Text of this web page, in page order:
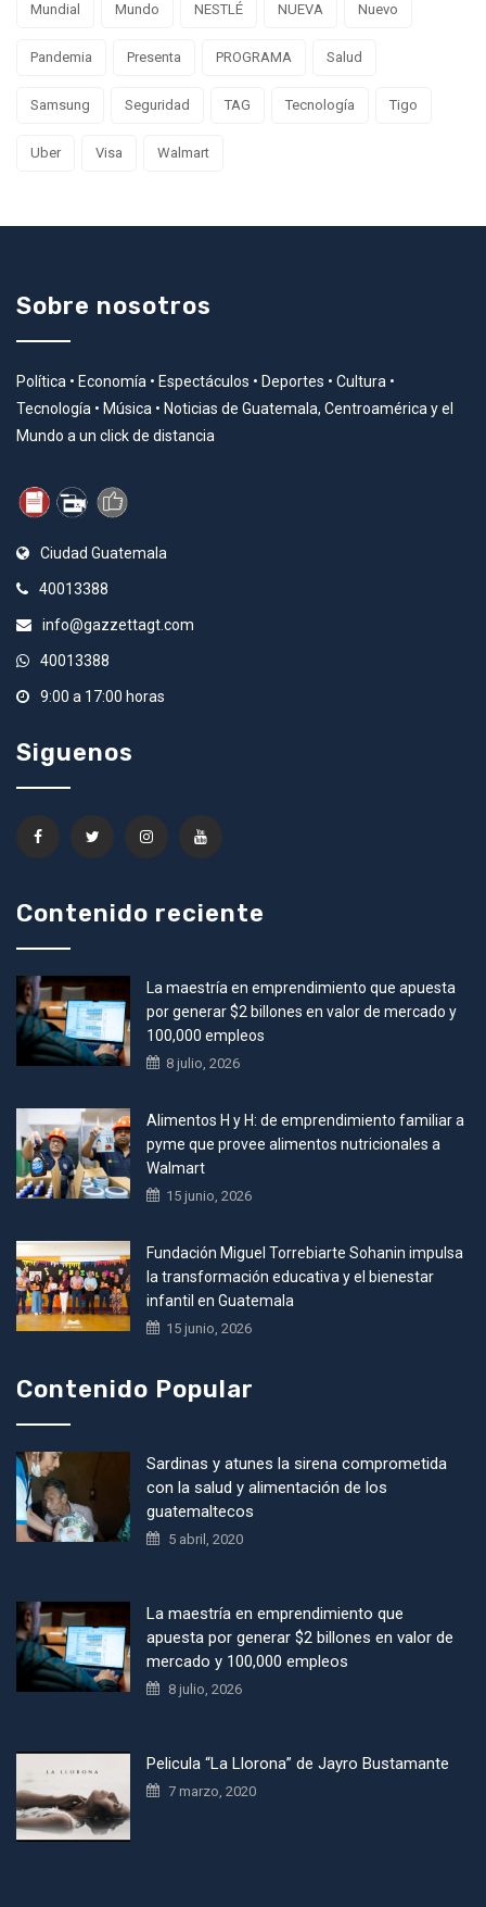
Mundial Mundo NESTLÉ NUEVA Nuevo
Pandemia Presenta PROGRAMA Salud
Samsung Seguridad TAG Tecnología Tigo
Uber Visa Walmart
Sobre nosotros
Política • Economía • Espectáculos • Deportes • Cultura •
Tecnología • Música • Noticias de Guatemala, Centroamérica y el
Mundo a un click de distancia
Ciudad Guatemala
40013388
info@gazzettagt.com
40013388
9:00 a 17:00 horas
Siguenos
Contenido reciente
La maestría en emprendimiento que apuesta
por generar $2 billones en valor de mercado y
100,000 empleos
8 julio, 2026
Alimentos H y H: de emprendimiento familiar a
pyme que provee alimentos nutricionales a
Walmart
15 junio, 2026
Fundación Miguel Torrebiarte Sohanin impulsa
la transformación educativa y el bienestar
infantil en Guatemala
15 junio, 2026
Contenido Popular
Sardinas y atunes la sirena comprometida
con la salud y alimentación de los
guatemaltecos
5 abril, 2020
La maestría en emprendimiento que
apuesta por generar $2 billones en valor de
mercado y 100,000 empleos
8 julio, 2026
Pelicula “La Llorona” de Jayro Bustamante
7 marzo, 2020